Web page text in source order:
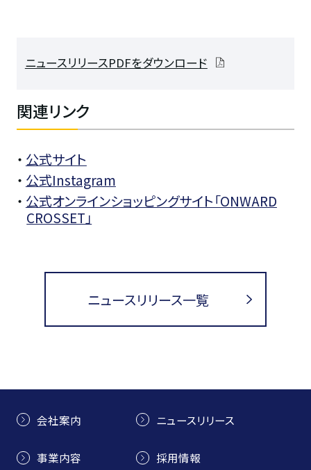
ニュースリリースPDFをダウンロード
関連リンク
・ 公式サイト
・ 公式Instagram
・ 公式オンラインショッピングサイト「ONWARD
CROSSET」
ニュースリリース一覧
会社案内
事業内容
ニュースリリース
採用情報